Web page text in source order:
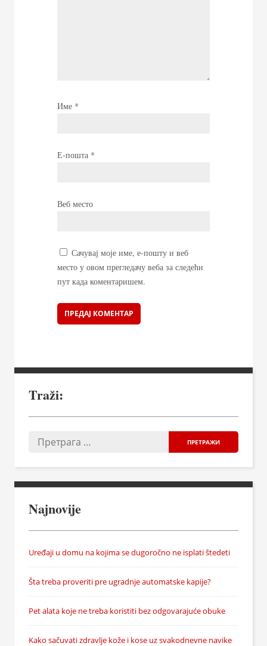
Име *
Е-пошта *
Веб место
Сачувај моје име, е-пошту и веб
место у овом прегледачу веба за следећи
пут када коментаришем.
Traži:
Najnovije
Uređaji u domu na kojima se dugoročno ne isplati štedeti
Šta treba proveriti pre ugradnje automatske kapije?
Pet alata koje ne treba koristiti bez odgovarajuće obuke
Kako sačuvati zdravlje kože i kose uz svakodnevne navike